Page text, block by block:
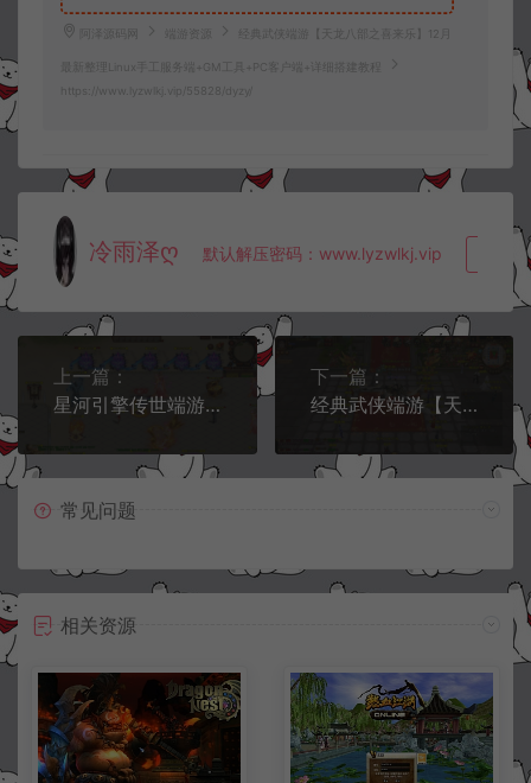
阿泽源码网 端游资源 经典武侠端游【天龙八部之喜来乐】12月
最新整理Linux手工服务端+GM工具+PC客户端+详细搭建教程
https://www.lyzwlkj.vip/55828/dyzy/
冷雨泽ღ 默认解压密码：www.lyzwlkj.vip 复
上一篇：
星河引擎传世端游【逢敌必战迷失六大陆】12月最新整理Win一键服务端+登录器补丁+PC客户端+详细搭建教程
下一篇：
经典武侠端游【天龙八部之14派绝情谷星盘绝学剑匣大风秘诀第二版】12月最新整理Linux手工服务端+GM工具+PC客户端+详细搭建教程
常见问题
相关资源